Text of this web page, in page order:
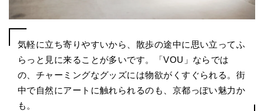
気軽に立ち寄りやすいから、散歩の途中に思い立ってふ
らっと見に来ることが多いです。「VOU」ならでは
の、チャーミングなグッズには物欲がくすぐられる。街
中で自然にアートに触れられるのも、京都っぽい魅力か
も。